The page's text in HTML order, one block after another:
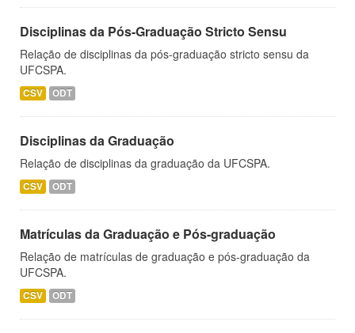
Disciplinas da Pós-Graduação Stricto Sensu
Relação de disciplinas da pós-graduação stricto sensu da
UFCSPA.
CSV ODT
Disciplinas da Graduação
Relação de disciplinas da graduação da UFCSPA.
CSV ODT
Matrículas da Graduação e Pós-graduação
Relação de matrículas de graduação e pós-graduação da
UFCSPA.
CSV ODT